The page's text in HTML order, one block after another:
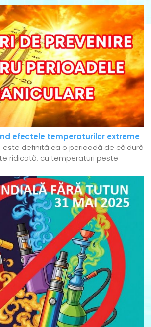
efectele temperaturilor extreme
este definită ca o perioadă de căldură
ridicată, cu temperaturi peste